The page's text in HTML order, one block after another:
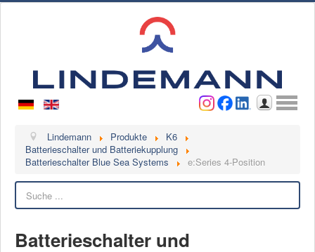
Benutzername
Lindemann
Über uns
Ansprechpartner
Videos
Lindemann Produkte
K6
Batterieschalter und Batteriekupplung
Batterieschalter Blue Sea Systems
e:Series 4-Position
Batterieschalter und